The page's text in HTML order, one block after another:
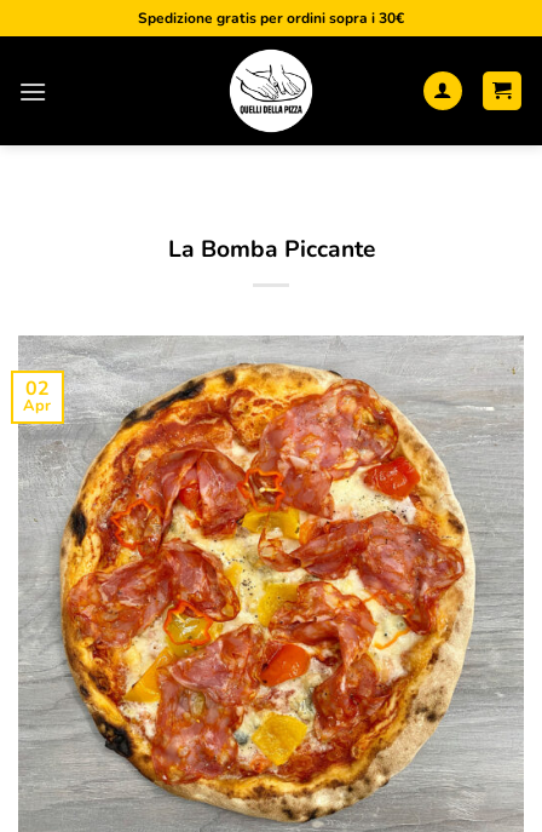
ai
Spedizione gratis per ordini sopra i 30€
La Bomba Piccante
02
Apr